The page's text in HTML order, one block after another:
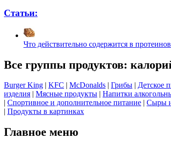
Статьи:
Что действительно содержится в
Все группы продуктов:
Burger King | KFC | McDonalds | Грибы | Детское
изделия | Мясные продукты | Напитки
| Спортивное и дополнительное питание | Сыры
| Продукты в картинках
Главное меню